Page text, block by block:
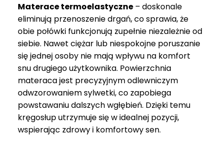
3
115 zł
do
000 zł
Materace termoelastyczne – doskonale
eliminują przenoszenie drgań, co sprawia, że
obie połówki funkcjonują zupełnie niezależnie od
siebie. Nawet ciężar lub niespokojne poruszanie
się jednej osoby nie mają wpływu na komfort
snu drugiego użytkownika. Powierzchnia
materaca jest precyzyjnym odlewniczym
odwzorowaniem sylwetki, co zapobiega
powstawaniu dalszych wgłębień. Dzięki temu
kręgosłup utrzymuje się w idealnej pozycji,
wspierając zdrowy i komfortowy sen.